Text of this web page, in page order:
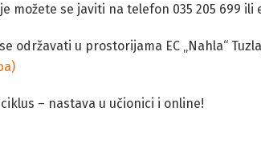
možete se javiti na telefon 035 205 699
održavati u prostorijama EC „Nahla“
– nastava u učionici i online!